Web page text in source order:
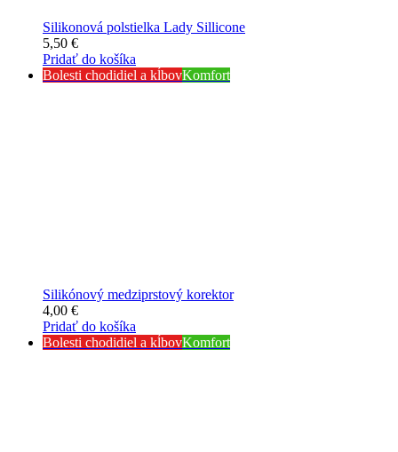
Silikonová polstielka Lady Sillicone
5,50 €
Pridať do košíka
Bolesti chodidiel a kĺbovKomfort
Silikónový medziprstový korektor
4,00 €
Pridať do košíka
Bolesti chodidiel a kĺbovKomfort